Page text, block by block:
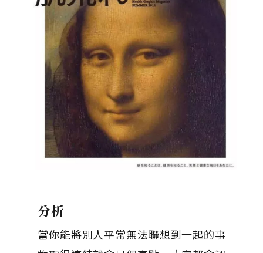
分析
當你能將別人平常無法聯想到一起的事